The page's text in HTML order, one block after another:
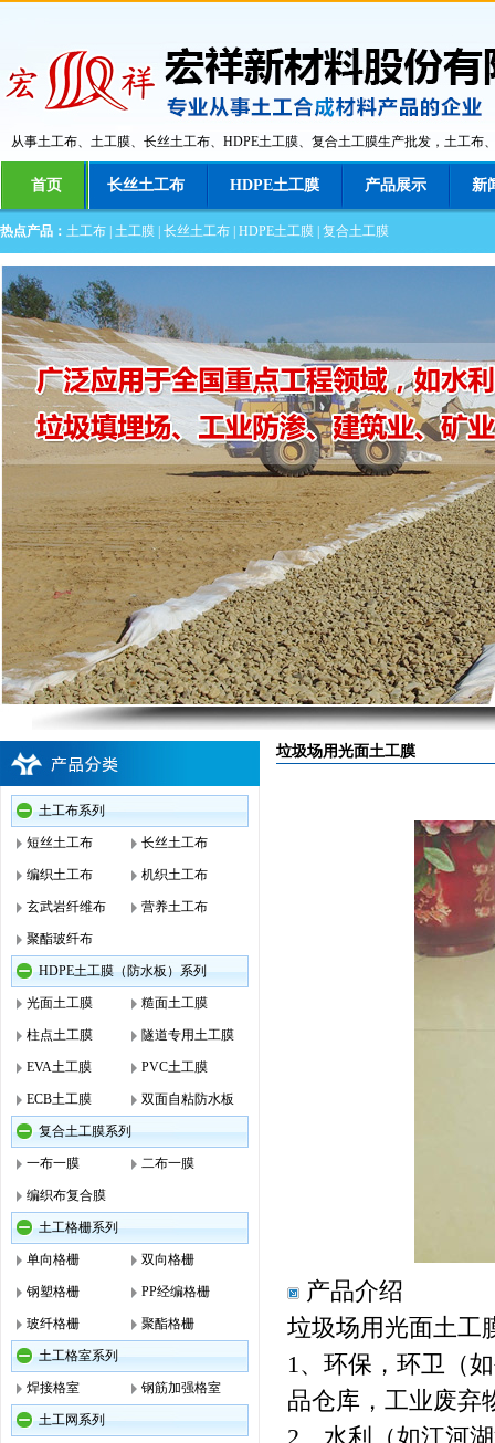
从事土工布、土工膜、长丝土工布、HDPE土工膜、复合土工膜生产批发，土工布
首页 长丝土工布 HDPE土工膜 产品展示 新
热点产品： 土工布 土工膜 长丝土工布 HDPE土工膜 复合土工膜
土工布系列
短丝土工布 长丝土工布
编织土工布 机织土工布
玄武岩纤维布 营养土工布
聚酯玻纤布
HDPE土工膜（防水板）系列
光面土工膜 糙面土工膜
柱点土工膜 隧道专用土工膜
EVA土工膜 PVC土工膜
ECB土工膜 双面自粘防水板
复合土工膜系列
一布一膜 二布一膜
编织布复合膜
土工格栅系列
单向格栅 双向格栅
钢塑格栅 PP经编格栅
玻纤格栅 聚酯格栅
土工格室系列
焊接格室 钢筋加强格室
土工网系列
垃圾场用光面土工膜
产品介绍
垃圾场用光面土工
1、环保，环卫（
品仓库，工业废弃
2、水利（如江河